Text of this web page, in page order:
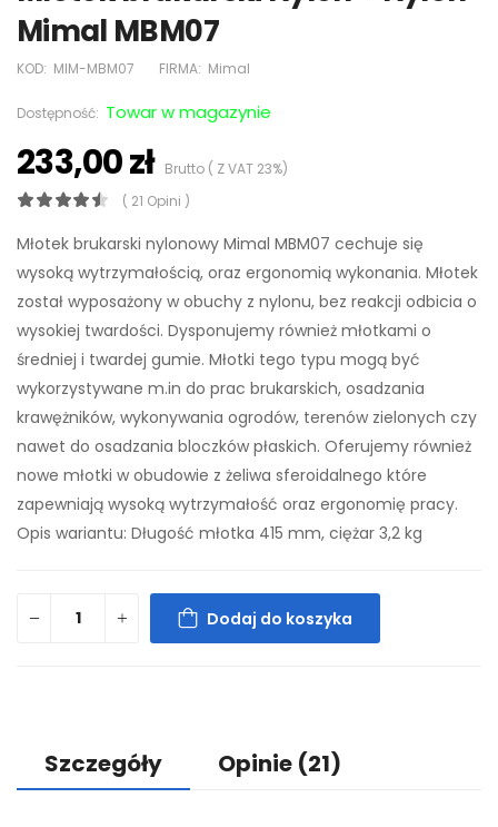
Mimal MBM07
KOD: MIM-MBM07 FIRMA: Mimal
Dostępność: Towar w magazynie
233,00 złBrutto ( Z VAT 23%)
( 21 Opini )
Młotek brukarski nylonowy Mimal MBM07 cechuje się
wysoką wytrzymałością, oraz ergonomią wykonania. Młotek
został wyposażony w obuchy z nylonu, bez reakcji odbicia o
wysokiej twardości. Dysponujemy również młotkami o
średniej i twardej gumie. Młotki tego typu mogą być
wykorzystywane m.in do prac brukarskich, osadzania
krawężników, wykonywania ogrodów, terenów zielonych czy
nawet do osadzania bloczków płaskich. Oferujemy również
nowe młotki w obudowie z żeliwa sferoidalnego które
zapewniają wysoką wytrzymałość oraz ergonomię pracy.
Opis wariantu: Długość młotka 415 mm, ciężar 3,2 kg
Dodaj do koszyka
Szczegóły Opinie (21)